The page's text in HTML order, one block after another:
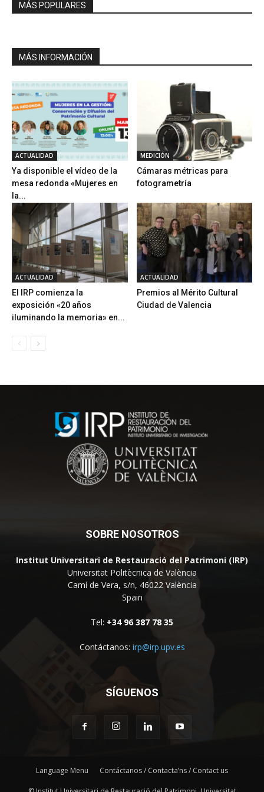
MÁS POPULARES
MÁS INFORMACIÓN
ACTUALIDAD
Ya disponible el vídeo de la
mesa redonda «Mujeres en
la...
MEDICIÓN
Cámaras métricas para
fotogrametría
ACTUALIDAD
El IRP comienza la
exposición «20 años
iluminando la memoria» en...
ACTUALIDAD
Premios al Mérito Cultural
Ciudad de Valencia
SOBRE NOSOTROS
Institut Universitari de Restauració del Patrimoni (IRP)
Universitat Politècnica de València
Camí de Vera, s/n, 46022 València
Spain
Tel: +34 96 387 78 35
Contáctanos: irp@irp.upv.es
SÍGUENOS
Language Menu Contáctanos / Contacta’ns / Contact us